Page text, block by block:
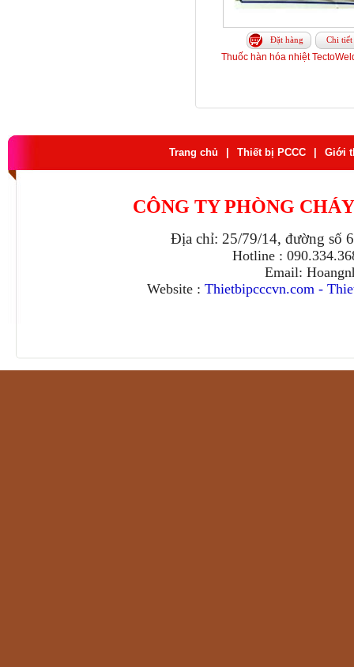
Đặt hàng Chi tiết
Thuốc hàn hóa nhiệt
Trang chủ Thiết bị PCCC Giới
CÔNG TY PHÒNG
Địa chỉ: 25/79/14, đường số
Hotline :
Email:
Website : Thietbipcccvn.com -